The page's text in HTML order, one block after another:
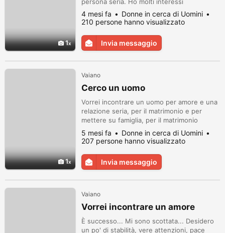
1
4 mesi fa
Donne in cerca di Uomini
210 persone hanno visualizzato
Invia messaggio
1
Vaiano
Cerco un uomo
Vorrei incontrare un uomo per amore e una
relazione seria, per il matrimonio e per
mettere su famiglia, per il matrimonio
ospite, per l'amicizia e per comunicare.
5 mesi fa
Donne in cerca di Uomini
207 persone hanno visualizzato
Invia messaggio
Vaiano
Vorrei incontrare un amore
È successo... Mi sono scottata... Desidero
un po' di stabilità, vere attenzioni, pace